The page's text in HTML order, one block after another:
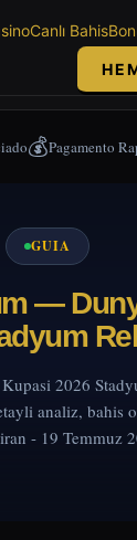
Canlı Bahis
💰Pagamento
GUIA
—
2026
analiz, bahis
- 19 Temmuz